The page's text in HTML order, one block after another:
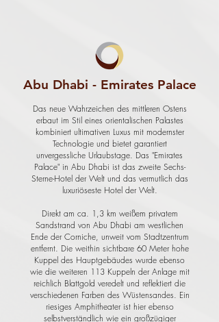
Abu Dhabi - Emirates Palace
Das neue Wahrzeichen des mittleren Ostens
erbaut im Stil eines orientalischen Palastes
kombiniert ultimativen Luxus mit modernster
Technologie und bietet garantiert
unvergessliche Urlaubstage. Das "Emirates
Palace" in Abu Dhabi ist das zweite Sechs-
Sterne-Hotel der Welt und das vermutlich das
luxuriöseste Hotel der Welt.
Direkt am ca. 1,3 km weißem privatem
Sandstrand von Abu Dhabi am westlichen
Ende der Corniche, unweit vom Stadtzentrum
entfernt. Die weithin sichtbare 60 Meter hohe
Kuppel des Hauptgebäudes wurde ebenso
wie die weiteren 113 Kuppeln der Anlage mit
reichlich Blattgold veredelt und reflektiert die
verschiedenen Farben des Wüstensandes. Ein
riesiges Amphitheater ist hier ebenso
selbstverständlich wie ein großzügiger